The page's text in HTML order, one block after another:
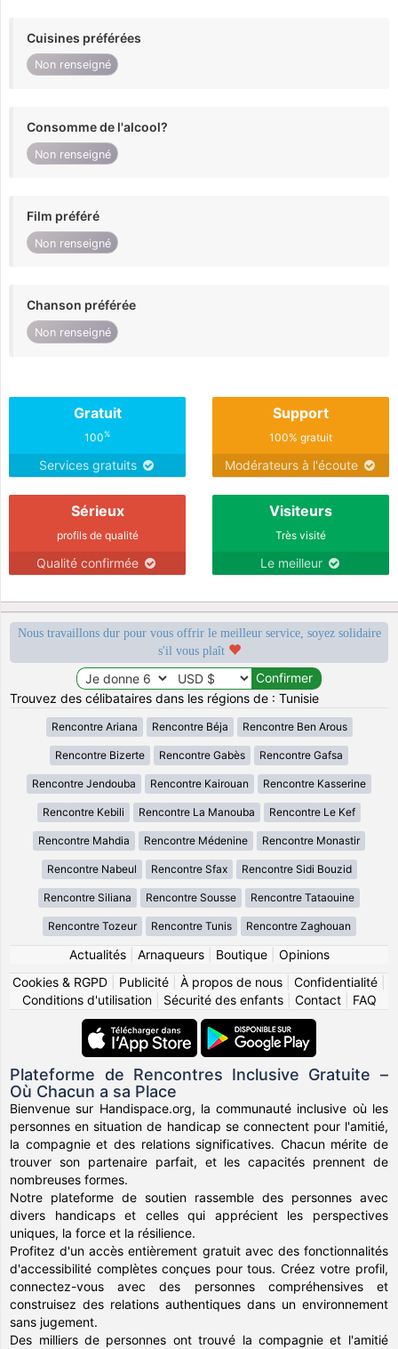
Cuisines préférées
Non renseigné
Consomme de l'alcool?
Non renseigné
Film préféré
Non renseigné
Chanson préférée
Non renseigné
Gratuit
100%
Services gratuits
Support
100% gratuit
Modérateurs à l'écoute
Sérieux
profils de qualité
Qualité confirmée
Visiteurs
Très visité
Le meilleur
Nous travaillons dur pour vous offrir le meilleur service, soyez solidaire
s'il vous plaît
Trouvez des célibataires dans les régions de : Tunisie
Rencontre Ariana Rencontre Béja Rencontre Ben Arous
Rencontre Bizerte Rencontre Gabès Rencontre Gafsa
Rencontre Jendouba Rencontre Kairouan Rencontre Kasserine
Rencontre Kebili Rencontre La Manouba Rencontre Le Kef
Rencontre Mahdia Rencontre Médenine Rencontre Monastir
Rencontre Nabeul Rencontre Sfax Rencontre Sidi Bouzid
Rencontre Siliana Rencontre Sousse Rencontre Tataouine
Rencontre Tozeur Rencontre Tunis Rencontre Zaghouan
Actualités| Arnaqueurs| Boutique| Opinions
Cookies & RGPD
Publicité À propos de nous Confidentialité
Conditions d'utilisation| Sécurité des enfants| Contact| FAQ
Plateforme de Rencontres Inclusive Gratuite –
Où Chacun a sa Place
Bienvenue sur Handispace.org, la communauté inclusive où les
personnes en situation de handicap se connectent pour l'amitié,
la compagnie et des relations significatives. Chacun mérite de
trouver son partenaire parfait, et les capacités prennent de
nombreuses formes.
Notre plateforme de soutien rassemble des personnes avec
divers handicaps et celles qui apprécient les perspectives
uniques, la force et la résilience.
Profitez d'un accès entièrement gratuit avec des fonctionnalités
d'accessibilité complètes conçues pour tous. Créez votre profil,
connectez-vous avec des personnes compréhensives et
construisez des relations authentiques dans un environnement
sans jugement.
Des milliers de personnes ont trouvé la compagnie et l'amitié